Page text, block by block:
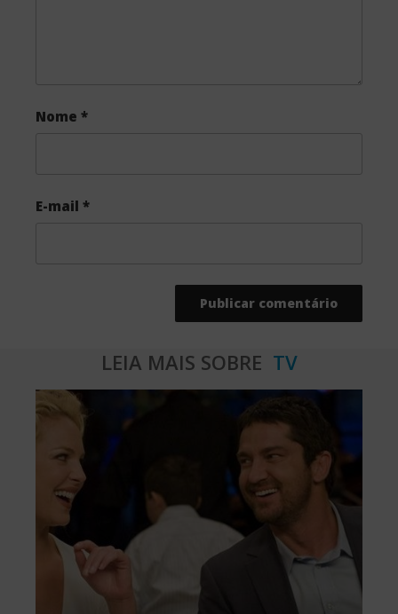
Nome *
E-mail *
LEIA MAIS SOBRE TV